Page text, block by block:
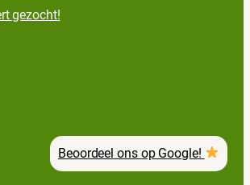
gezocht!
Beoordeel ons op Google!